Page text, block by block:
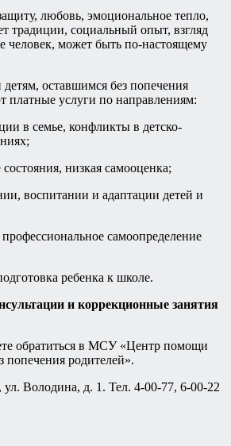
любовь, эмоциональное тепло,
традиции, социальный опыт, взгляд
человек, может быть по-настоящему
оставшимся без попечения
платные услуги по направлениям:
в семье, конфликты в детско-
низкая самооценка;
воспитании и адаптации детей и
самоопределение
ребенка к школе.
и коррекционные занятия
обратиться в МСУ «Центр помощи
попечения родителей».
Володина, д. 1. Тел. 4-00-77, 6-00-22